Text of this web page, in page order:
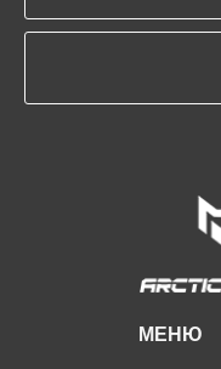
МЕНЮ